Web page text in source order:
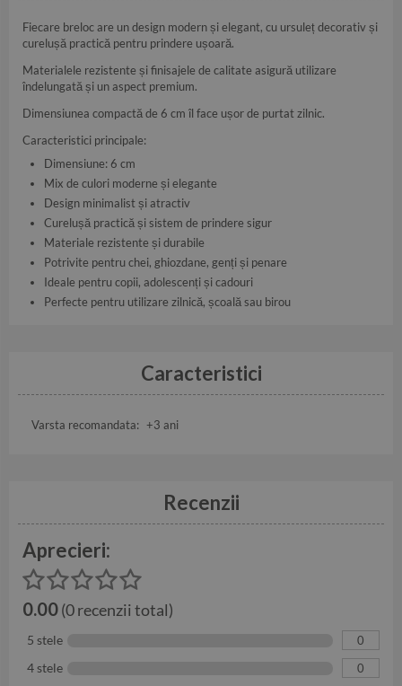
Fiecare breloc are un design modern și elegant, cu ursuleț decorativ și
curelușă practică pentru prindere ușoară.
Materialele rezistente și finisajele de calitate asigură utilizare
îndelungată și un aspect premium.
Dimensiunea compactă de 6 cm îl face ușor de purtat zilnic.
Caracteristici principale:
Dimensiune: 6 cm
Mix de culori moderne și elegante
Design minimalist și atractiv
Curelușă practică și sistem de prindere sigur
Materiale rezistente și durabile
Potrivite pentru chei, ghiozdane, genți și penare
Ideale pentru copii, adolescenți și cadouri
Perfecte pentru utilizare zilnică, școală sau birou
Caracteristici
Varsta recomandata: +3 ani
Recenzii
Aprecieri:
0.00(0 recenzii total)
5 stele 0
4 stele 0